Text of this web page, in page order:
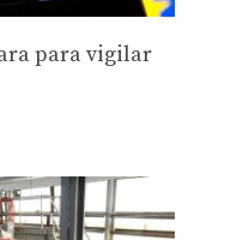
para vigilar